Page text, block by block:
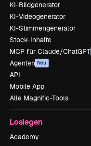
KI-Bildgenerator
KI-Videogenerator
KI-Stimmengenerator
Stock-Inhalte
MCP für Claude/ChatGPT
Agenten Neu
API
Mobile App
Alle Magnific-Tools
Loslegen
Academy